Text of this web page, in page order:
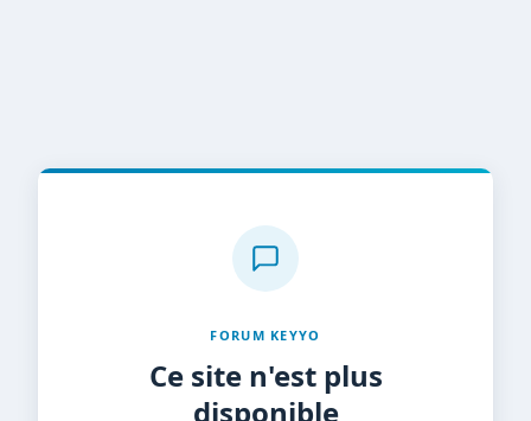
FORUM KEYYO
Ce site n'est plus
disponible